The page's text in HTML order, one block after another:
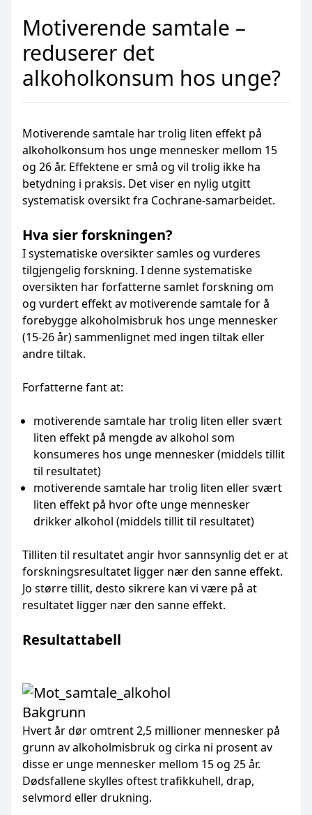
Motiverende samtale –
reduserer det
alkoholkonsum hos unge?
Motiverende samtale har trolig liten effekt på
alkoholkonsum hos unge mennesker mellom 15
og 26 år. Effektene er små og vil trolig ikke ha
betydning i praksis. Det viser en nylig utgitt
systematisk oversikt fra Cochrane-samarbeidet.
Hva sier forskningen?
I systematiske oversikter samles og vurderes
tilgjengelig forskning. I denne systematiske
oversikten har forfatterne samlet forskning om
og vurdert effekt av motiverende samtale for å
forebygge alkoholmisbruk hos unge mennesker
(15-26 år) sammenlignet med ingen tiltak eller
andre tiltak.
Forfatterne fant at:
motiverende samtale har trolig liten eller svært
liten effekt på mengde av alkohol som
konsumeres hos unge mennesker (middels tillit
til resultatet)
motiverende samtale har trolig liten eller svært
liten effekt på hvor ofte unge mennesker
drikker alkohol (middels tillit til resultatet)
Tilliten til resultatet angir hvor sannsynlig det er at
forskningsresultatet ligger nær den sanne effekt.
Jo større tillit, desto sikrere kan vi være på at
resultatet ligger nær den sanne effekt.
Resultattabell
Bakgrunn
Hvert år dør omtrent 2,5 millioner mennesker på
grunn av alkoholmisbruk og cirka ni prosent av
disse er unge mennesker mellom 15 og 25 år.
Dødsfallene skylles oftest trafikkuhell, drap,
selvmord eller drukning.